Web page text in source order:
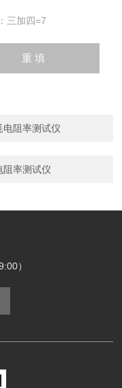
三加四=7
阻率测试仪
阻率测试仪
）